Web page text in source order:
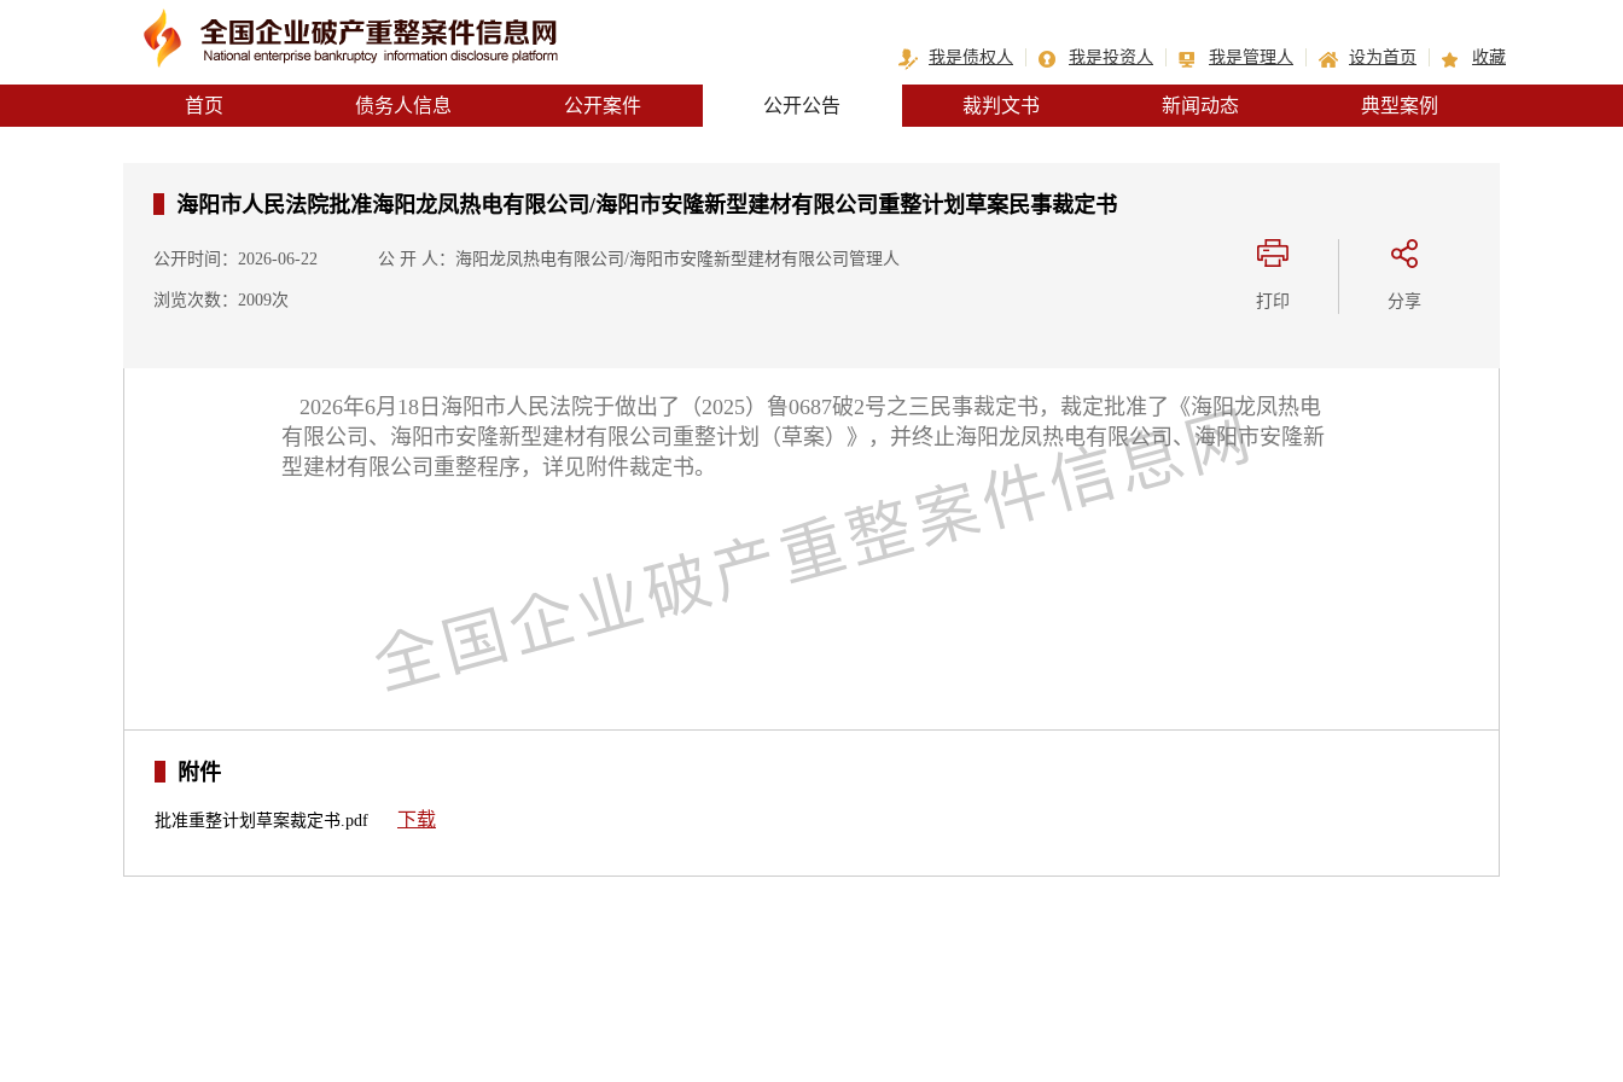
我是债权人 我是投资人 我是管理人 设为首页 收藏
首页 债务人信息 公开案件 公开公告 裁判文书 新闻动态 典型案例
海阳市人民法院批准海阳龙凤热电有限公司/海阳市安隆新型建材有限公司重整计划草案民事裁定书
公开时间：2026-06-22 公 开 人：海阳龙凤热电有限公司/海阳市安隆新型建材有限公司管理人
浏览次数：2009次 打印 分享
2026年6月18日海阳市人民法院于做出了（2025）鲁0687破2号之三民事裁定书，裁定批准了《海阳龙凤热电
有限公司、海阳市安隆新型建材有限公司重整计划（草案）》，并终止海阳龙凤热电有限公司、海阳市安隆新
型建材有限公司重整程序，详见附件裁定书。
附件
批准重整计划草案裁定书.pdf 下载